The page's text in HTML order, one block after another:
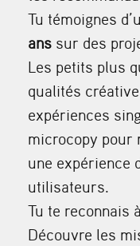
Tu témoignes
ans sur des
Les petits plus
qualités
expériences
microcopy pour
une expérience
utilisateurs.
Tu te reconnais
Découvre les